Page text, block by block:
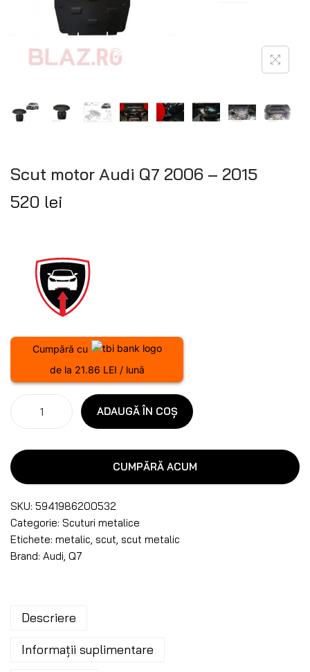
Scut motor Audi Q7 2006 – 2015
520 lei
Cumpără cu
de la 21.86 LEI / lună
ADAUGĂ ÎN COȘ
CUMPĂRĂ ACUM
SKU: 5941986200532
Categorie: Scuturi metalice
Etichete: metalic scut scut metalic
Brand: Audi Q7
Descriere
Informații suplimentare